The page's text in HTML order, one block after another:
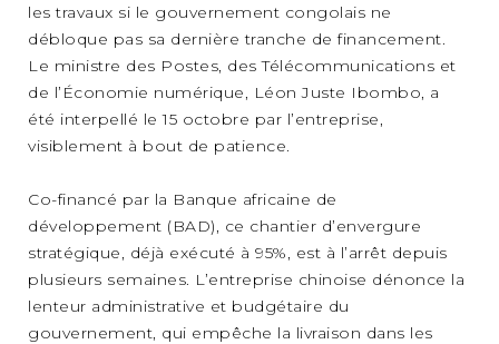
les travaux si le gouvernement congolais ne
débloque pas sa dernière tranche de financement.
Le ministre des Postes, des Télécommunications et
de l’Économie numérique, Léon Juste Ibombo, a
été interpellé le 15 octobre par l’entreprise,
visiblement à bout de patience.
Co-financé par la Banque africaine de
développement (BAD), ce chantier d’envergure
stratégique, déjà exécuté à 95%, est à l’arrêt depuis
plusieurs semaines. L’entreprise chinoise dénonce la
lenteur administrative et budgétaire du
gouvernement, qui empêche la livraison dans les